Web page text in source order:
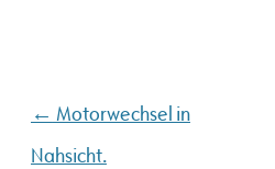
Beitragsnavigation
← Motorwechsel in
Nahsicht.